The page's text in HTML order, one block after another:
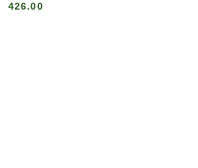
Cena:
426.00